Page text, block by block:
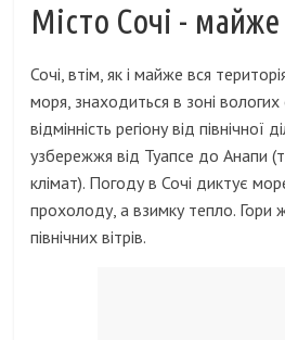
Місто Сочі - майже
Сочі, втім, як і майже вся
моря, знаходиться в зоні вологих
відмінність регіону від
узбережжя від Туапсе до Анапи
клімат). Погоду в Сочі диктує
прохолоду, а взимку тепло. Гори
північних вітрів.